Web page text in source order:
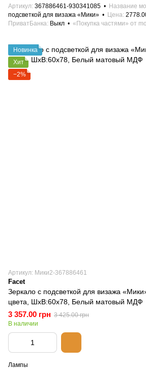
Артикул 367886461-930341085 Название
подсветкой для визажа «Мики»
Цена
ПриватБанка Выкл «Покупка частями» от
Новинка
Хит
−2%
Артикул: Мики2-367886461
Facet
Зеркало с подсветкой для визажа
цвета, ШхВ:60х78, Белый матовый МДФ
3 357.00 грн 3 425.00 грн
В наличии
Лампы